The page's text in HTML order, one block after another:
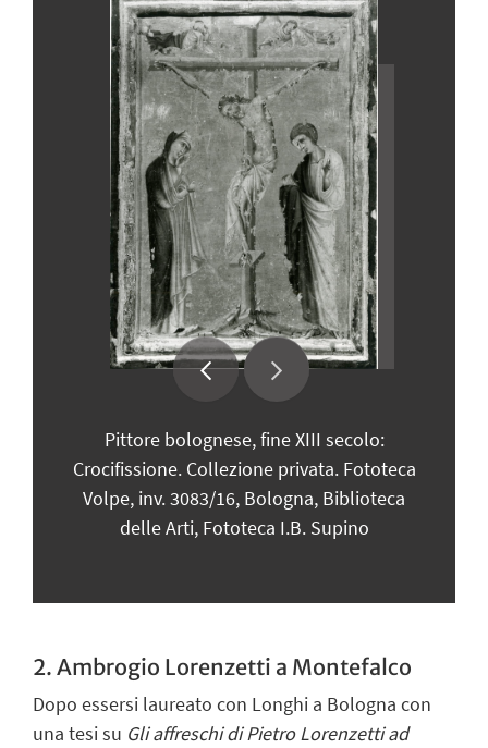
Pittore bolognese, fine XIII secolo:
Crocifissione. Collezione privata. Fototeca
Volpe, inv. 3083/16, Bologna, Biblioteca
delle Arti, Fototeca I.B. Supino
2. Ambrogio Lorenzetti a Montefalco
Dopo essersi laureato con Longhi a Bologna con
una tesi su Gli affreschi di Pietro Lorenzetti ad